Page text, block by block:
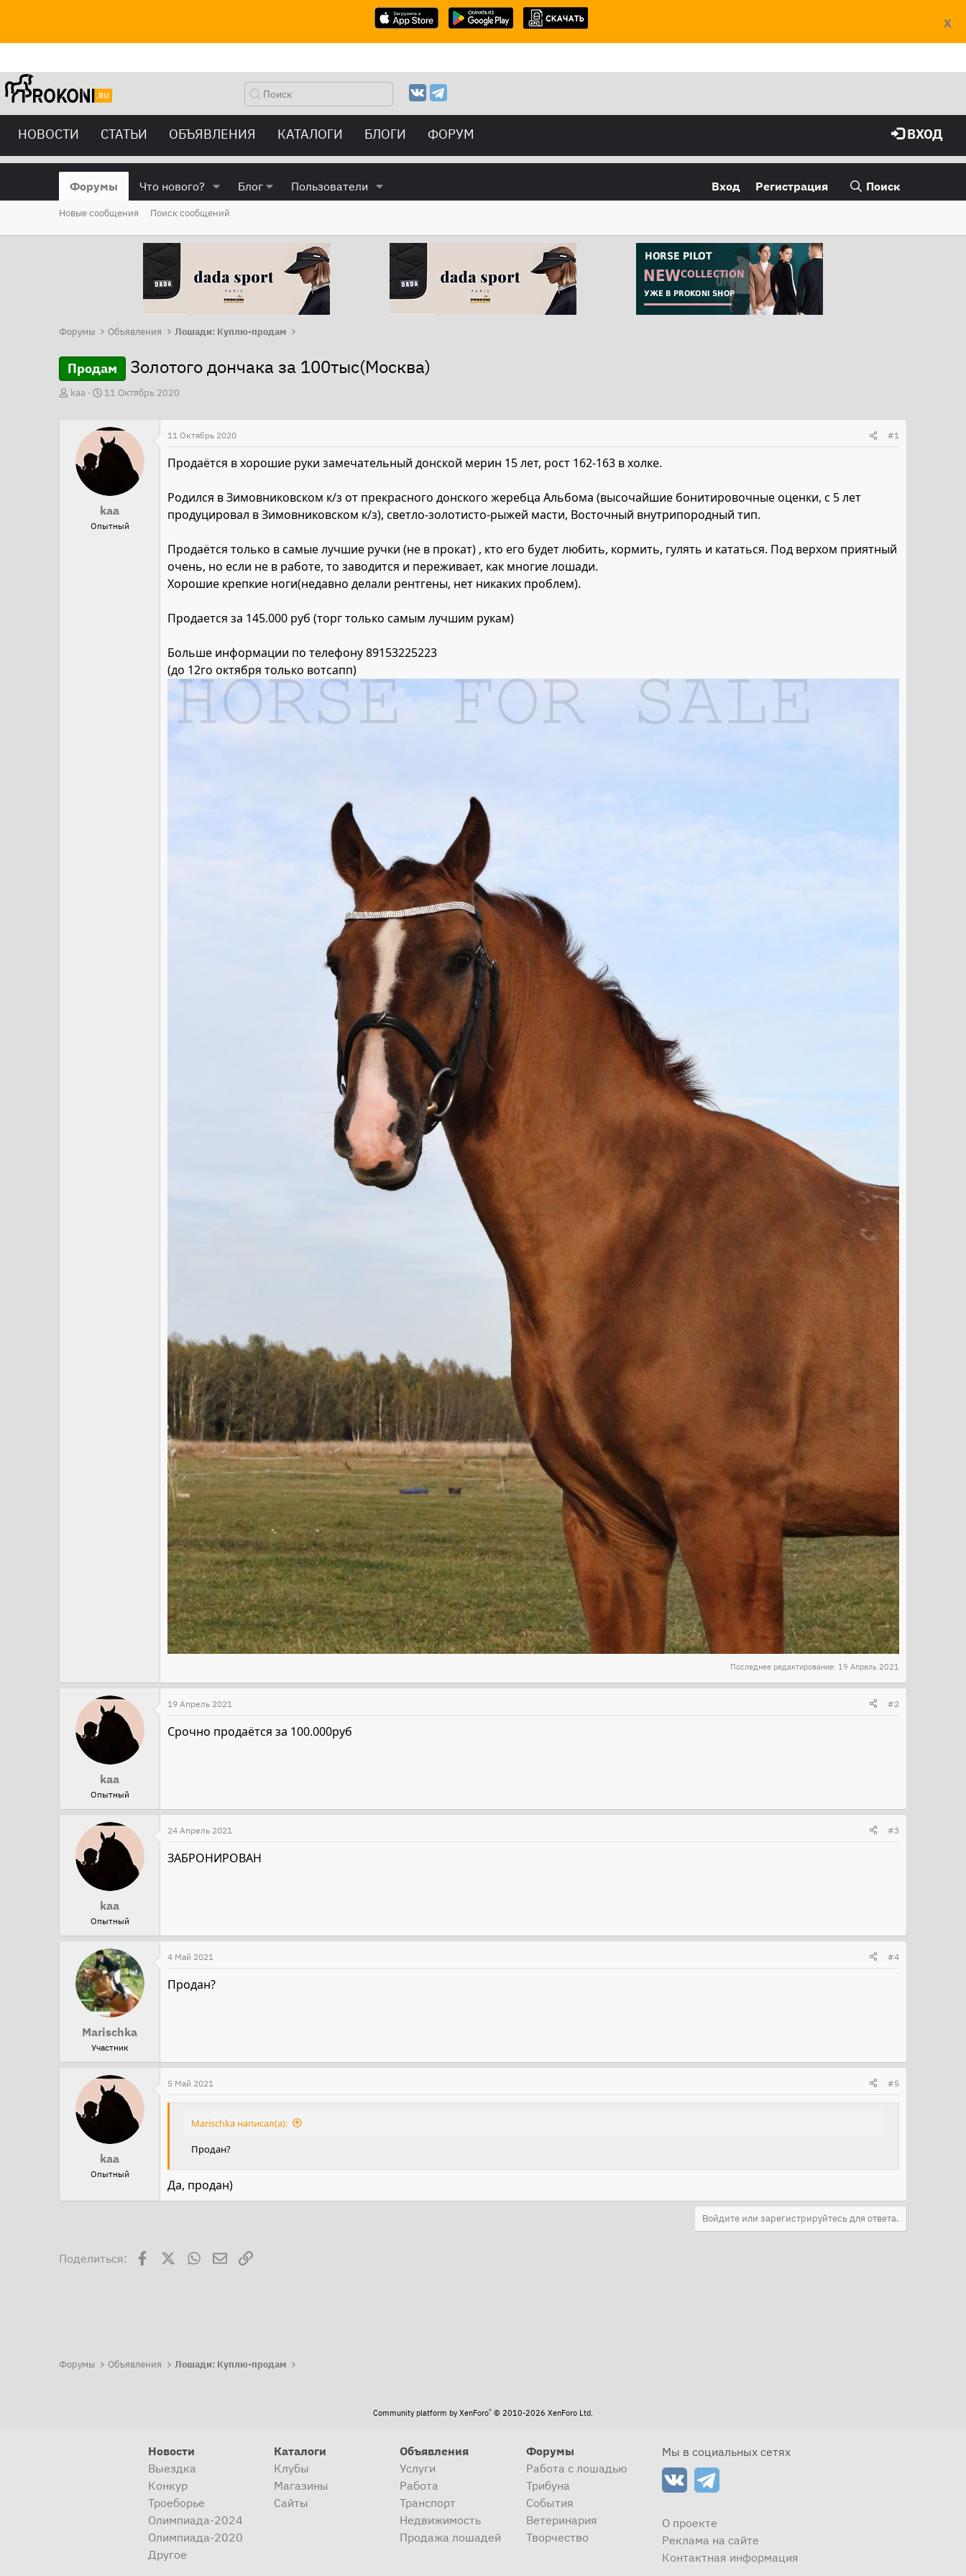
X
НОВОСТИ СТАТЬИ ОБЪЯВЛЕНИЯ КАТАЛОГИ БЛОГИ ФОРУМ ВХОД
Форумы Что нового? Блог Пользователи Вход Регистрация Поиск
Новые сообщения Поиск сообщений
Форумы Объявления Лошади: Куплю-продам
Продам Золотого дончака за 100тыс(Москва)
А
kaa
Д
т
а
ч
а
л
11 Октябрь 2020
kaa
Опытный
11 Октябрь 2020 #1
Продаётся в хорошие руки замечательный донской мерин 15 лет, рост 162-163 в холке.
Родился в Зимовниковском к/з от прекрасного донского жеребца Альбома (высочайшие бонитировочные оценки, с 5 лет
продуцировал в Зимовниковском к/з), светло-золотисто-рыжей масти, Восточный внутрипородный тип.
Продаётся только в самые лучшие ручки (не в прокат) , кто его будет любить, кормить, гулять и кататься. Под верхом приятный
очень, но если не в работе, то заводится и переживает, как многие лошади.
Хорошие крепкие ноги(недавно делали рентгены, нет никаких проблем).
Продается за 145.000 руб (торг только самым лучшим рукам)
Больше информации по телефону 89153225223
(до 12го октября только вотсапп)
Последнее редактирование: 19 Апрель 2021
kaa
Опытный
19 Апрель 2021 #2
Срочно продаётся за 100.000руб
kaa
Опытный
24 Апрель 2021 #3
ЗАБРОНИРОВАН
Marischka
Участник
4 Май 2021 #4
Продан?
kaa
Опытный
5 Май 2021 #5
Marischka написал(а):
Продан?
Да, продан)
Войдите или зарегистрируйтесь для ответа.
Поделиться: FacebookWhatsAppЭлектронная почта
Ссылка
Форумы Объявления Лошади: Куплю-продам
Community platform by XenForo® © 2010-2026 XenForo Ltd.
Новости
Выездка
Конкур
Троеборье
Олимпиада-2024
Олимпиада-2020
Другое
Каталоги
Клубы
Магазины
Сайты
Объявления
Услуги
Работа
Транспорт
Недвижимость
Продажа лошадей
Форумы
Работа с лошадью
Трибуна
События
Ветеринария
Творчество
Мы в социальных сетях
О проекте
Реклама на сайте
Контактная информация